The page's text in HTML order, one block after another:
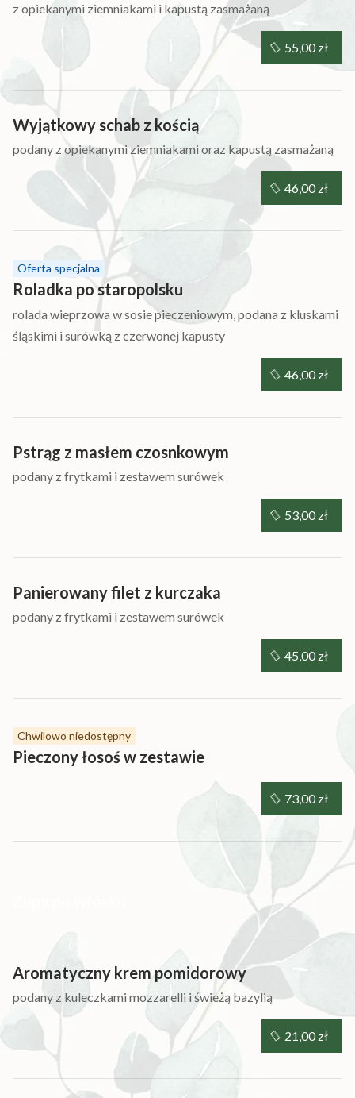
z opiekanymi ziemniakami i kapustą zasmażaną
Wyjątkowy schab z kością
podany z opiekanymi ziemniakami oraz kapustą zasmażaną
Oferta specjalna
Roladka po staropolsku
rolada wieprzowa w sosie pieczeniowym, podana z kluskami
śląskimi i surówką z czerwonej kapusty
Pstrąg z masłem czosnkowym
podany z frytkami i zestawem surówek
Panierowany filet z kurczaka
podany z frytkami i zestawem surówek
Chwilowo niedostępny
Pieczony łosoś w zestawie
Aromatyczny krem pomidorowy
podany z kuleczkami mozzarelli i świeżą bazylią